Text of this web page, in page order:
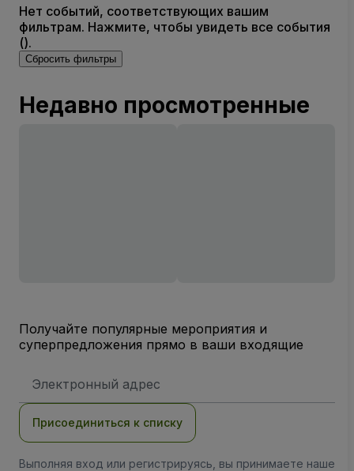
Нет событий, соответствующих вашим
фильтрам. Нажмите, чтобы увидеть все события
().
Сбросить фильтры
Недавно просмотренные
Получайте популярные мероприятия и
суперпредложения прямо в ваши входящие
электронной
Присоединиться к списку
Выполняя вход или регистрируясь, вы принимаете наше